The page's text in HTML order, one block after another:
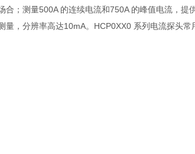
合；测量500A 的连续电流和750A 的峰值电流，提
量，分辨率高达10mA。 HCP0XX0 系列电流探头常